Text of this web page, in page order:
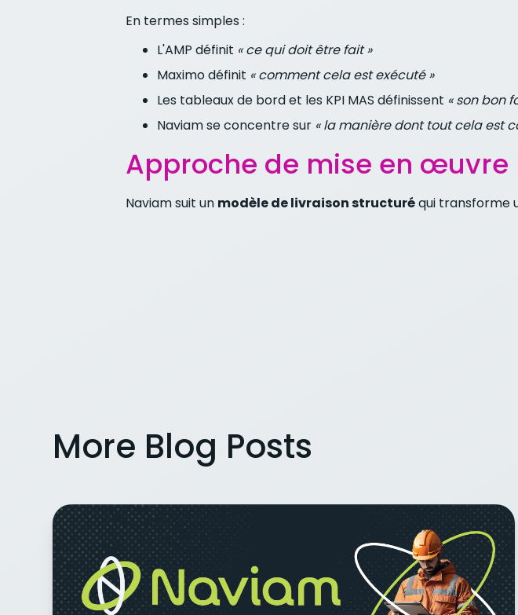
En termes simples :
L'AMP définit « ce qui doit être fait »
Maximo définit « comment cela est exécuté »
Les tableaux de bord et les KPI MAS définissent « son bon
Naviam se concentre sur « la manière dont tout cela est
Approche de mise en
Naviam suit un modèle de livraison structuréqui transforme
More Blog Posts